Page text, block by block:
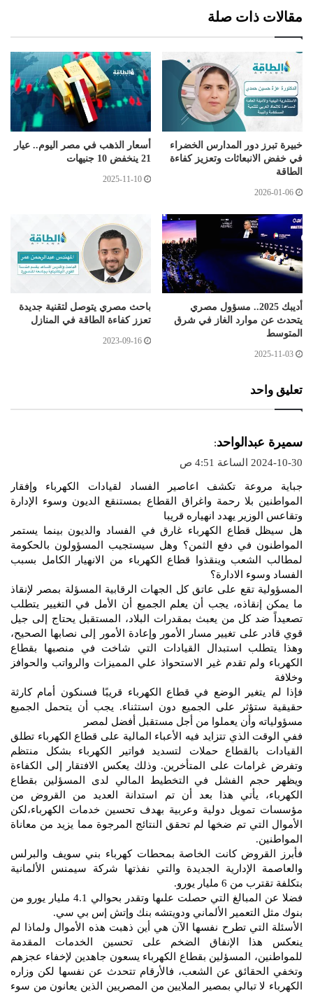
مقالات ذات صلة
خبيرة تبرز دور المدارس الخضراء
في خفض الانبعاثات وتعزيز كفاءة
الطاقة
2026-01-06
أسعار الذهب في مصر اليوم.. عيار
21 ينخفض 10 جنيهات
2025-11-10
أديبك 2025.. مسؤول مصري
يتحدث عن موارد الغاز في شرق
المتوسط
2025-11-03
باحث مصري يتوصل لتقنية جديدة
تعزز كفاءة الطاقة في المنازل
2023-09-16
تعليق واحد
ي
ق
ل
سميرة عبدالواحد:
2024-10-30 الساعة 4:51 ص
جباية مروعة تكشف اعاصير الفساد لقيادات الكهرباء وإفقار
المواطنين بلا رحمة واغراق القطاع بمستنقع الديون وسوء الإدارة
وتقاعس الوزير يهدد انهياره قريبا
هل سيظل قطاع الكهرباء غارق في الفساد والديون بينما يستمر
المواطنون في دفع الثمن؟ وهل سيستجيب المسؤولون بالحكومة
لمطالب الشعب وينقذوا قطاع الكهرباء من الانهيار الكامل بسبب
الفساد وسوء الادارة؟
المسؤولية تقع على عاتق كل الجهات الرقابية المسؤلة بمصر لإنقاذ
ما يمكن إنقاذه، يجب أن يعلم الجميع أن الأمل في التغيير يتطلب
تصعيداً ضد كل من يعبث بمقدرات البلاد، المستقبل يحتاج إلى جيل
قوي قادر على تغيير مسار الأمور وإعادة الأمور إلى نصابها الصحيح،
وهذا يتطلب استبدال القيادات التي شاخت في منصبها بقطاع
الكهرباء ولم تقدم غير الاستحواذ علي المميزات والرواتب والحوافز
وخلافة
فإذا لم يتغير الوضع في قطاع الكهرباء قريبًا فسنكون أمام كارثة
حقيقية ستؤثر على الجميع دون استثناء. يجب أن يتحمل الجميع
مسؤولياته وأن يعملوا من أجل مستقبل أفضل لمصر
ففي الوقت الذي تتزايد فيه الأعباء المالية على قطاع الكهرباء تطلق
القيادات بالقطاع حملات لتسديد فواتير الكهرباء بشكل منتظم
وتفرض غرامات على المتأخرين. وذلك يعكس الافتقار إلى الكفاءة
ويظهر حجم الفشل في التخطيط المالي لدى المسؤلين بقطاع
الكهرباء، يأتي هذا بعد أن تم استدانة العديد من القروض من
مؤسسات تمويل دولية وعربية بهدف تحسين خدمات الكهرباء،لكن
الأموال التي تم ضخها لم تحقق النتائج المرجوة مما يزيد من معاناة
المواطنين.
فأبرز القروض كانت الخاصة بمحطات كهرباء بني سويف والبرلس
والعاصمة الإدارية الجديدة والتي نفذتها شركة سيمنس الألمانية
بتكلفة تقترب من 6 مليار يورو.
فضلا عن المبالغ التي حصلت علىها وتقدر بحوالي 4.1 مليار يورو من
بنوك مثل التعمير الألماني ودويتشه بنك وإتش إس بي سي.
الأسئلة التي تطرح نفسها الآن هي أين ذهبت هذه الأموال ولماذا لم
ينعكس هذا الإنفاق الضخم على تحسين الخدمات المقدمة
للمواطنين، المسؤلين بقطاع الكهرباء يسعون جاهدين لإخفاء عجزهم
وتخفي الحقائق عن الشعب، فالأرقام تتحدث عن نفسها لكن وزاره
الكهرباء لا تبالي بمصير الملايين من المصريين الذين يعانون من سوء